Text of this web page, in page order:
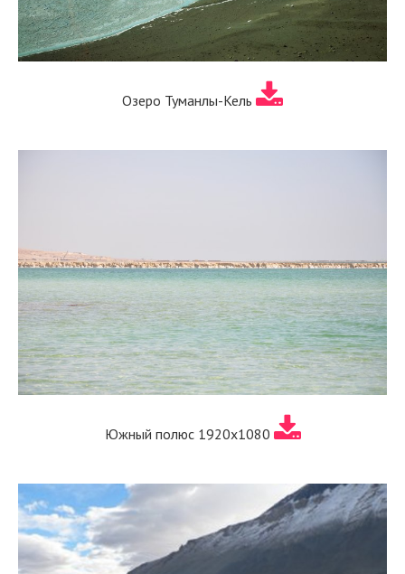
Озеро Туманлы-Кель
Южный полюс 1920х1080